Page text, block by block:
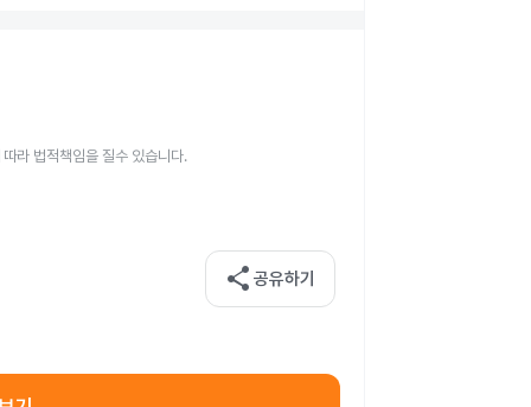
라 법적책임을 질수 있습니다.
share 공유하기